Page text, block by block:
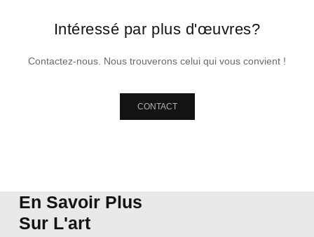
Intéressé par plus d'œuvres?
Contactez-nous. Nous trouverons celui qui vous convient !
CONTACT
En Savoir Plus
Sur L'art